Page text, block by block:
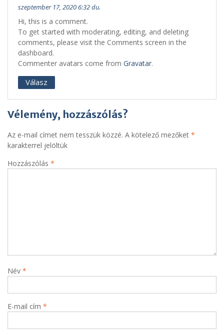
szeptember 17, 2020 6:32 du.
Hi, this is a comment.
To get started with moderating, editing, and deleting
comments, please visit the Comments screen in the
dashboard.
Commenter avatars come from Gravatar.
Válasz
Vélemény, hozzászólás?
Az e-mail címet nem tesszük közzé. A kötelező mezőket *
karakterrel jelöltük
Hozzászólás *
Név *
E-mail cím *